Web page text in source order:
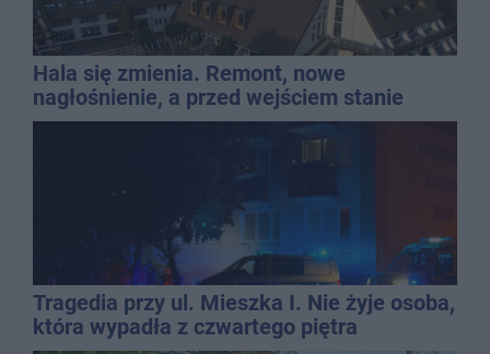
Hala się zmienia. Remont, nowe
nagłośnienie, a przed wejściem stanie
QEMETICA ARENA
Tragedia przy ul. Mieszka I. Nie żyje osoba,
która wypadła z czwartego piętra